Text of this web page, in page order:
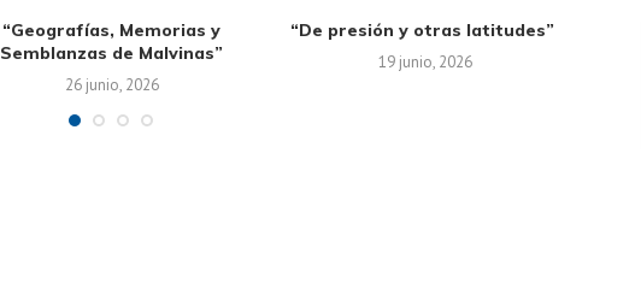
“Geografías, Memorias y
Semblanzas de Malvinas”
26 junio, 2026
“De presión y otras latitudes”
19 junio, 2026